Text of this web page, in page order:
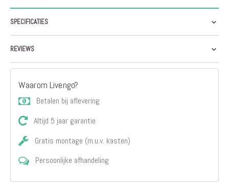
SPECIFICATIES
REVIEWS
Waarom Livengo?
Betalen bij aflevering
Altijd 5 jaar garantie
Gratis montage (m.u.v. kasten)
Persoonlijke afhandeling